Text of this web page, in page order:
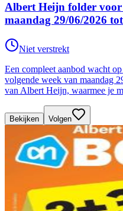
Albert Heijn folder voor
maandag 29/06/2026
Niet verstrekt
Een compleet aanbod wacht
volgende week van maandag
van Albert Heijn, waarmee je
Bekijken Volgen